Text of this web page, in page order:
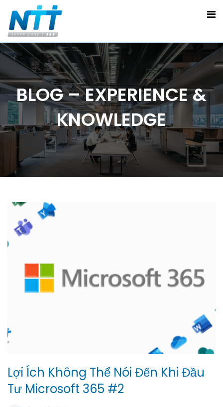
BLOG – EXPERIENCE &
KNOWLEDGE
Lợi Ích Không Thể Nói Đến Khi Đầu
Tư Microsoft 365 #2